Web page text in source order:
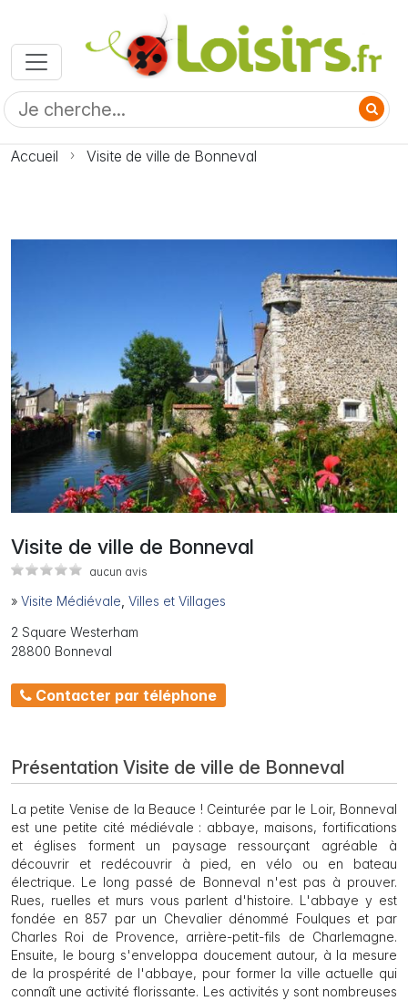
Accueil Visite de ville de Bonneval
Photo Visite de ville de Bonneval
Visite de ville de Bonneval
aucun avis
» Visite Médiévale Villes et Villages
2 Square Westerham
28800 Bonneval
Contacter par téléphone
Présentation Visite de ville de Bonneval
La petite Venise de la Beauce ! Ceinturée par le Loir, Bonneval
est une petite cité médiévale : abbaye, maisons, fortifications
et églises forment un paysage ressourçant agréable à
découvrir et redécouvrir à pied, en vélo ou en bateau
électrique. Le long passé de Bonneval n'est pas à prouver.
Rues, ruelles et murs vous parlent d'histoire. L'abbaye y est
fondée en 857 par un Chevalier dénommé Foulques et par
Charles Roi de Provence, arrière-petit-fils de Charlemagne.
Ensuite, le bourg s'enveloppa doucement autour, à la mesure
de la prospérité de l'abbaye, pour former la ville actuelle qui
connaît une activité florissante. Les activités y sont nombreuses